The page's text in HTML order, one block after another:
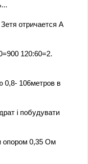
отричается А
120:60=2.
0,8- 106метров в
і побудувати
опором 0,35 Ом